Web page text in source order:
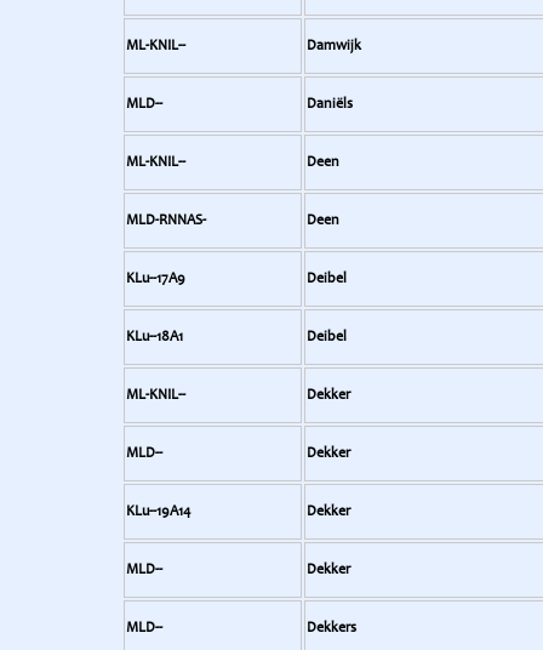
ML-KNIL-- Damwijk
MLD-- Daniëls
ML-KNIL-- Deen
MLD-RNNAS- Deen
KLu--17A9 Deibel
KLu--18A1 Deibel
ML-KNIL-- Dekker
MLD-- Dekker
KLu--19A14 Dekker
MLD-- Dekker
MLD-- Dekkers